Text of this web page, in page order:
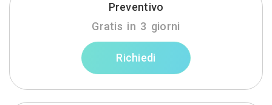
Preventivo
Gratis in 3 giorni
Richiedi